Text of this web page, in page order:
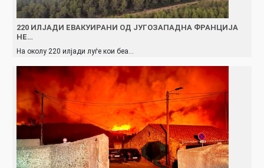
220 ИЛЈАДИ ЕВАКУИРАНИ ОД ЈУГОЗАПАДНА ФРАНЦИЈА
НЕ…
На околу 220 илјади луѓе кои беа…